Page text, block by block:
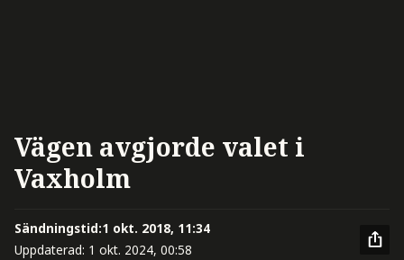
Vägen avgjorde valet i
Vaxholm
Sändningstid:1 okt. 2018, 11:34
Uppdaterad: 1 okt. 2024, 00:58